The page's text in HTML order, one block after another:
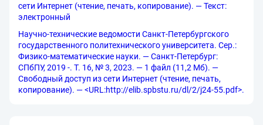
сети Интернет (чтение, печать, копирование). — Текст:
электронный
Научно-технические ведомости Санкт-Петербургского
государственного политехнического университета. Сер.:
Физико-математические науки. — Санкт-Петербург:
СПбПУ, 2019 -. Т. 16, № 3, 2023. — 1 файл (11,2 Мб). —
Свободный доступ из сети Интернет (чтение, печать,
копирование). — <URL:http://elib.spbstu.ru/dl/2/j24-55.pdf>.